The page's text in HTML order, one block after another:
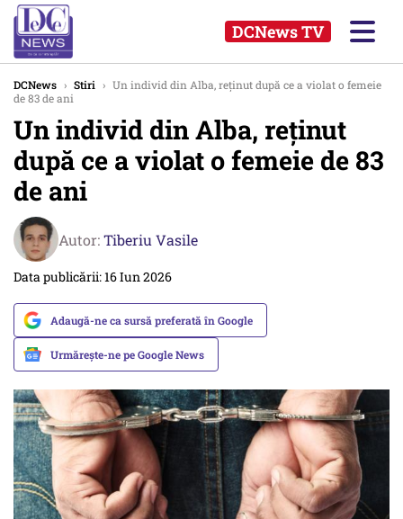
DCNews TV
DCNews › Stiri › Un individ din Alba, reținut după ce a violat o femeie
de 83 de ani
Un individ din Alba, reținut
după ce a violat o femeie de 83
de ani
Autor:Tiberiu Vasile
Data publicării: 16 Iun 2026
Adaugă-ne ca sursă preferată în Google
Urmărește-ne pe Google News